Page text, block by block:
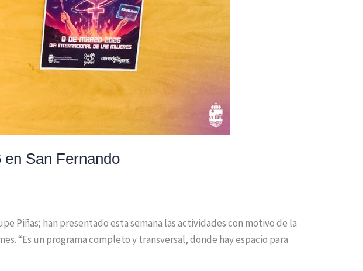
San Fernando
Piñas; han presentado esta semana las actividades con motivo de la
“Es un programa completo y transversal, donde hay espacio para